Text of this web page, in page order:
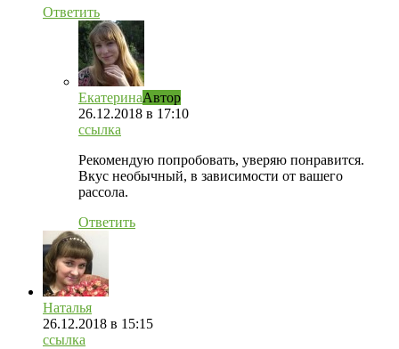
Ответить
ЕкатеринаАвтор
26.12.2018 в 17:10
ссылка
Рекомендую попробовать, уверяю понравится.
Вкус необычный, в зависимости от вашего
рассола.
Ответить
Наталья
26.12.2018 в 15:15
ссылка